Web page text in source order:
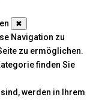
✖
Navigation zu
zu ermöglichen.
finden Sie
werden in Ihrem